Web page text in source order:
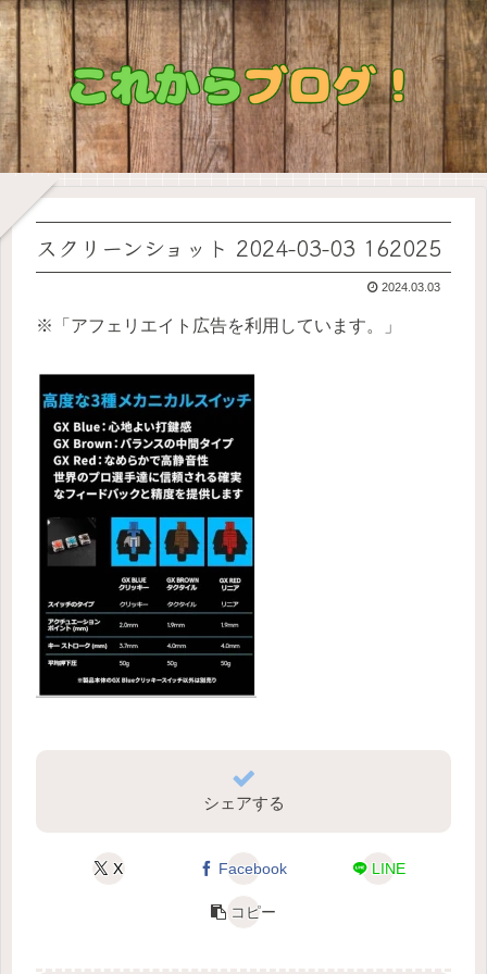
スクリーンショット 2024-03-03 162025
2024.03.03
※「アフェリエイト広告を利用しています。」
シェアする
X Facebook LINE
コピー